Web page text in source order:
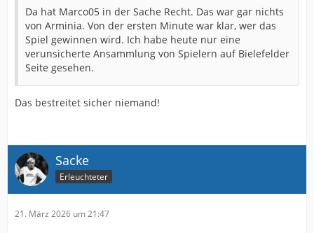
Da hat Marco05 in der Sache Recht. Das war gar nichts
von Arminia. Von der ersten Minute war klar, wer das
Spiel gewinnen wird. Ich habe heute nur eine
verunsicherte Ansammlung von Spielern auf Bielefelder
Seite gesehen.
Das bestreitet sicher niemand!
Sacke
Erleuchteter
21. März 2026 um 21:47